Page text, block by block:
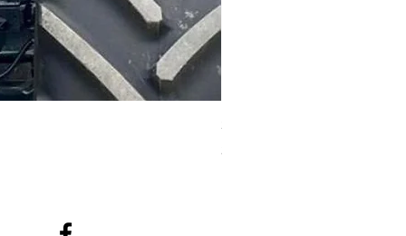
SMG 008 stainless and
200,00 £